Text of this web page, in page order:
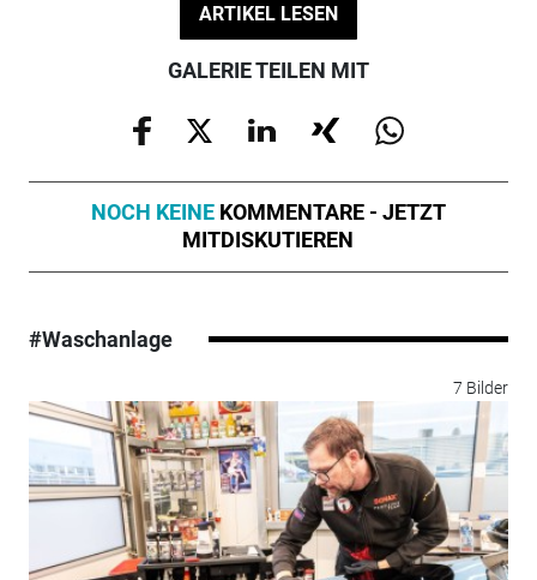
ARTIKEL LESEN
GALERIE TEILEN MIT
NOCH KEINE KOMMENTARE - JETZT
MITDISKUTIEREN
#Waschanlage
7 Bilder